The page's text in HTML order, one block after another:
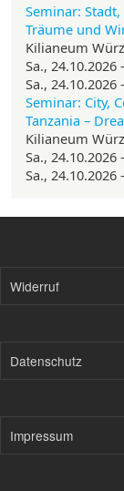
Seminar:
Träume und
Kilianeum
Sa., 24.10.2026
Sa., 24.10.2026
Seminar: City,
Tanzania –
Kilianeum
Sa., 24.10.2026
Sa., 24.10.2026
Widerruf
Datenschutz
Impressum